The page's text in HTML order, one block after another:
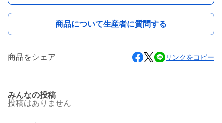
商品について生産者に質問する
商品をシェア リンクをコピー
みんなの投稿
投稿はありません